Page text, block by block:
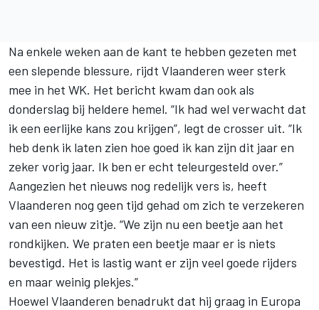
Na enkele weken aan de kant te hebben gezeten met
een slepende blessure, rijdt Vlaanderen weer sterk
mee in het WK. Het bericht kwam dan ook als
donderslag bij heldere hemel. “Ik had wel verwacht dat
ik een eerlijke kans zou krijgen”, legt de crosser uit. “Ik
heb denk ik laten zien hoe goed ik kan zijn dit jaar en
zeker vorig jaar. Ik ben er echt teleurgesteld over.”
Aangezien het nieuws nog redelijk vers is, heeft
Vlaanderen nog geen tijd gehad om zich te verzekeren
van een nieuw zitje. “We zijn nu een beetje aan het
rondkijken. We praten een beetje maar er is niets
bevestigd. Het is lastig want er zijn veel goede rijders
en maar weinig plekjes.”
Hoewel Vlaanderen benadrukt dat hij graag in Europa